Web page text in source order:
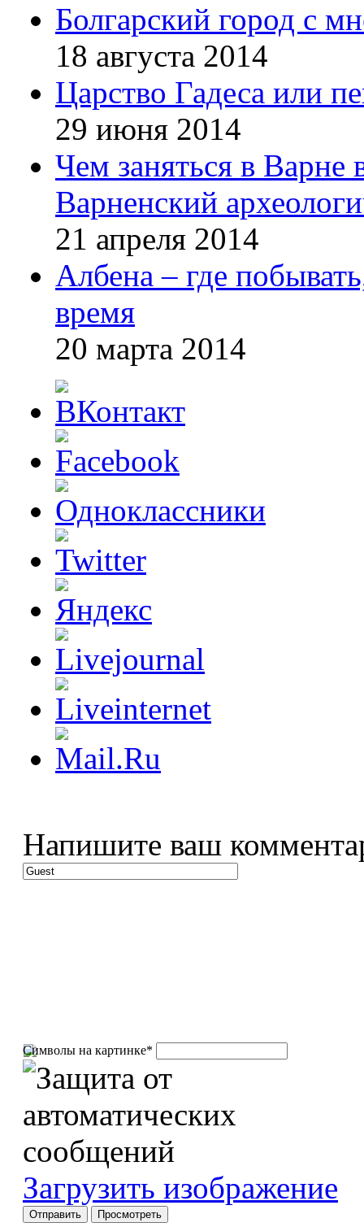
Болгарский город с
18 августа 2014
Царство Гадеса или
29 июня 2014
Чем заняться в Варне
Варненский
21 апреля 2014
Албена – где
время
20 марта 2014
Напишите ваш
Символы на картинке*
Загрузить изображение